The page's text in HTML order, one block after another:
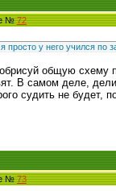
№72
у него учился по
общую схему
В самом деле,
судить не будет,
№73